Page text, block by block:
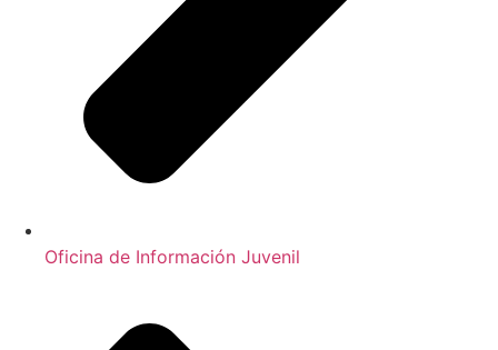
Oficina de Información Juvenil